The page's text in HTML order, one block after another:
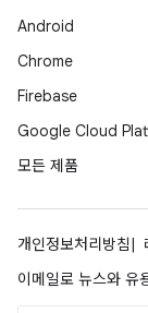
Android
Chrome
Firebase
Google Cloud
모든 제품
개인정보처리방침
이메일로 뉴스와 유